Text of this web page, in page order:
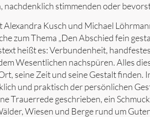
nachdenklich stimmenden oder
Alexandra Kusch und Michael
zum Thema „Den Abschied fein
heißt es: Verbundenheit,
Wesentlichen nachspüren. Alles
seine Zeit und seine Gestalt
und praktisch der persönlichen
Trauerrede geschrieben, ein
Wiesen und Berge rund um